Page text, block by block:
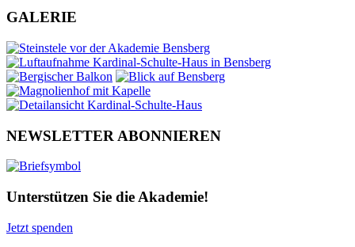
GALERIE
NEWSLETTER ABONNIEREN
Unterstützen Sie die Akademie!
Jetzt spenden